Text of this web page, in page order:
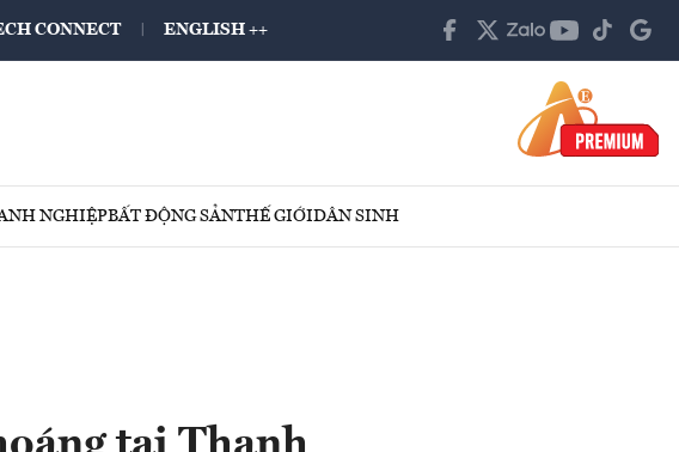
CONNECT ENGLISH ++
NGHIỆPBẤT ĐỘNG SẢNTHẾ GIỚIDÂN SINH